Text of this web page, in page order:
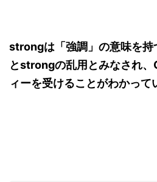
strongは「強調」の意味を持
とstrongの乱用とみなされ
ィーを受けることがわかって